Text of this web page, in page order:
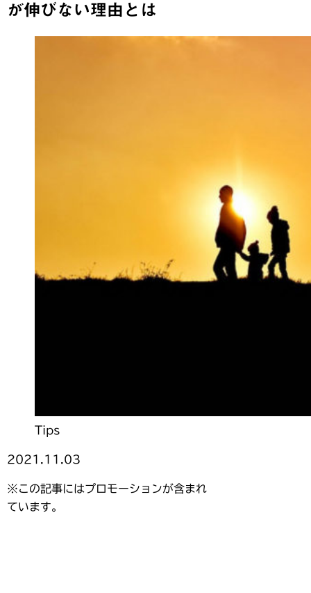
が伸びない理由とは
Tips
2021.11.03
※この記事にはプロモーションが含まれ
ています。